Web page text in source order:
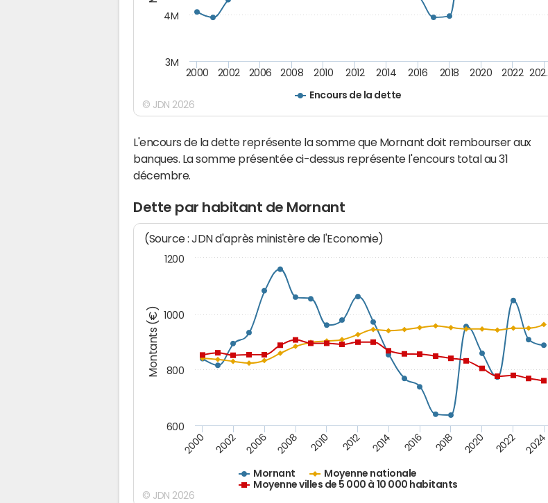
Encours de la dette
2000 2002 2006 2008 2010 2012 2014 2016 2018 2020 2022
3M
4M
© JDN 2026
L'encours de la dette représente la somme que Mornant doit rembourser aux
banques. La somme présentée ci-dessus représente l'encours total au 31
décembre.
Dette par habitant de Mornant
Montants (€)
(Source : JDN d'après ministère de l'Economie)
Mornant
Moyenne nationale
Moyenne villes de 5 000 à 10 000 habitants
2000 2002 2006 2008 2010 2012 2014 2016 2018 2020 2022 2024
600
800
1000
1200
© JDN 2026